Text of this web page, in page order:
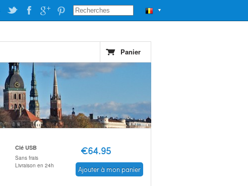
▼
Panier
Clé USB
Sans frais
Livraison en 24h
€64.95
Ajouter à mon panier